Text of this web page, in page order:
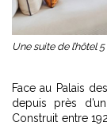
Une suite de l’hôtel
Face au Palais
depuis près
Construit entre